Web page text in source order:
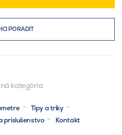
PORADIT
kategória
Tipy a triky
príslušenstvo
Kontakt